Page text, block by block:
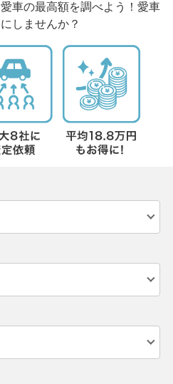
車の最高額を調べよう！愛車
しませんか？